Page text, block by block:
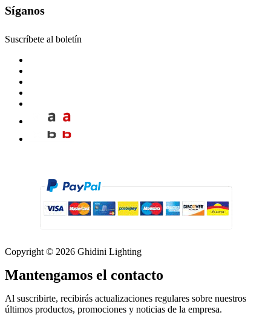
Síganos
Suscríbete al boletín
Copyright © 2026 Ghidini Lighting
Mantengamos el contacto
Al suscribirte, recibirás actualizaciones regulares sobre nuestros
últimos productos, promociones y noticias de la empresa.